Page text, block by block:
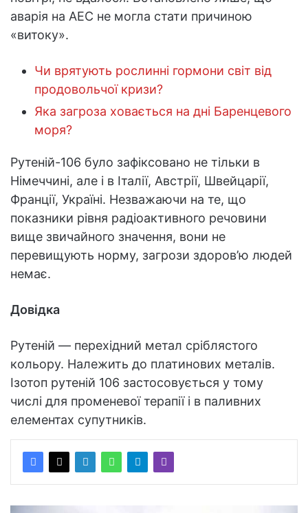
аварія на АЕС не могла стати причиною
«витоку».
Чи врятують рослинні гормони світ від
продовольчої кризи?
Яка загроза ховається на дні Баренцевого
моря?
Рутеній-106 було зафіксовано не тільки в
Німеччині, але і в Італії, Австрії, Швейцарії,
Франції, Україні. Незважаючи на те, що
показники рівня радіоактивного речовини
вище звичайного значення, вони не
перевищують норму, загрози здоров’ю людей
немає.
Довідка
Рутеній — перехідний метал сріблястого
кольору. Належить до платинових металів.
Ізотоп рутеній 106 застосовується у тому
числі для променевої терапії і в паливних
елементах супутників.